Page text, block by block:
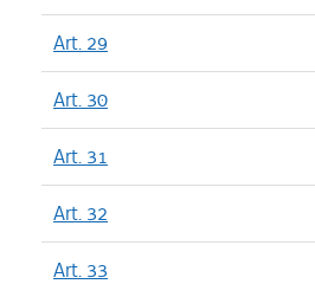
Art. 29
Art. 30
Art. 31
Art. 32
Art. 33